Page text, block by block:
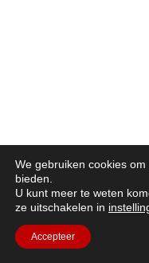
We gebruiken cookies
bieden.
U kunt meer te weten
ze uitschakelen in
Accepteer